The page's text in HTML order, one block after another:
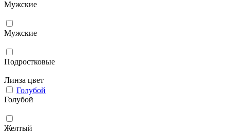
Мужcкие
Мужские
Подростковые
Линза цвет
Голубой
Голубой
Желтый